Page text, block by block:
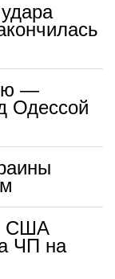
—
Одессой
США
ЧП на